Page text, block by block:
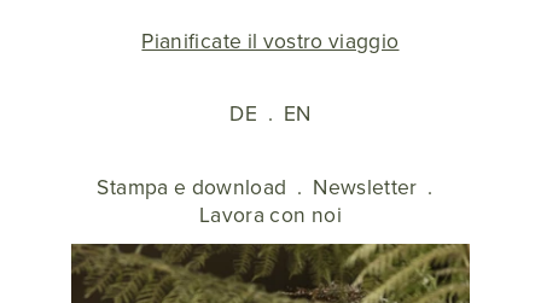
Pianificate il vostro viaggio
DE . EN
Stampa e download . Newsletter .
Lavora con noi